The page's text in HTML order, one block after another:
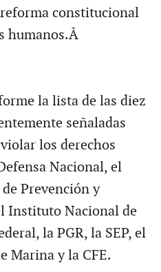
constitucional
humanos.Â
la lista de las diez
señaladas
los derechos
Nacional, el
Prevención y
Instituto Nacional de
la PGR, la SEP, el
Marina y la CFE.